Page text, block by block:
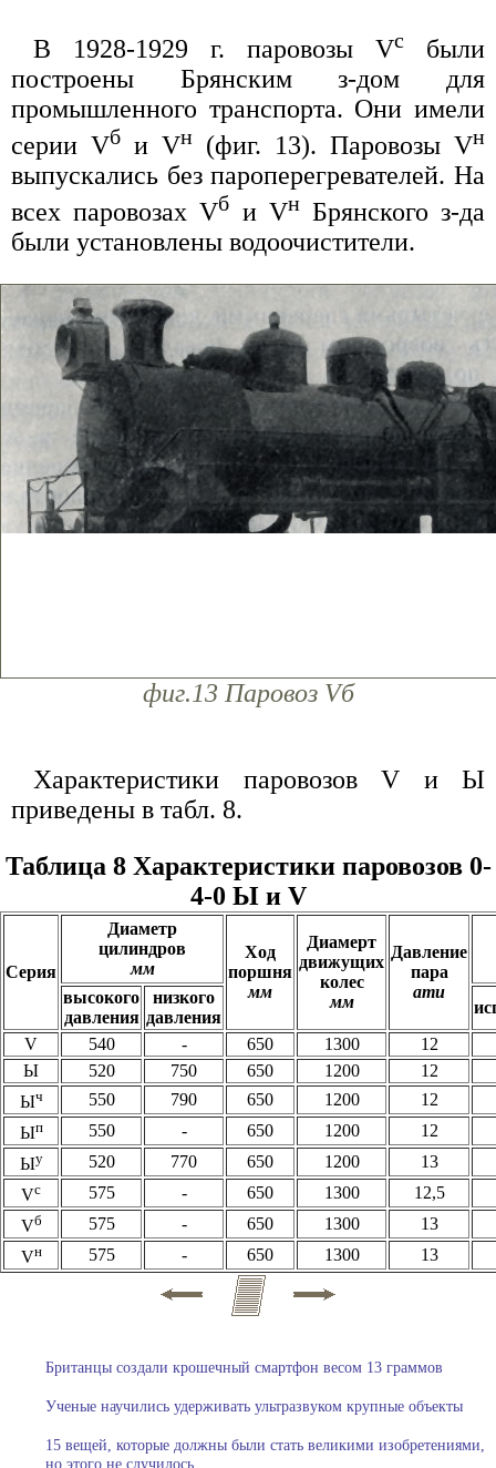
В 1928-1929 г. паровозы Vс
были
построены Брянским з-дом для
промышленного транспорта. Они имели
серии Vб и Vн (фиг. 13). Паровозы Vн
выпускались без пароперегревателей. На
всех паровозах Vб и VнБрянского з-да
были установлены водоочистители.
фиг.13 Паровоз Vб
Характеристики паровозов V и Ы
приведены в табл. 8.
Таблица 8 Характеристики паровозов 0-
4-0 Ы и V
Серия
Диаметр
цилиндров
мм
Ход
поршня
мм
Диамерт
движущих
колес
мм
Давление
пара
ати
высокого
давления
низкого
давления
V
540 - 650 1300
12
Ы
520 750 650 1200
12
Ыч 550 790 650 1200
12
Ып 550 - 650 1200
12
Ыу 520 770 650 1200
13
Vс 575 - 650 1300
12,5
Vб 575 - 650 1300
13
Vн 575 - 650 1300 13
Британцы создали крошечный смартфон весом 13 граммов
Ученые научились удерживать ультразвуком крупные объекты
15 вещей, которые должны были стать великими изобретениями,
но этого не случилось